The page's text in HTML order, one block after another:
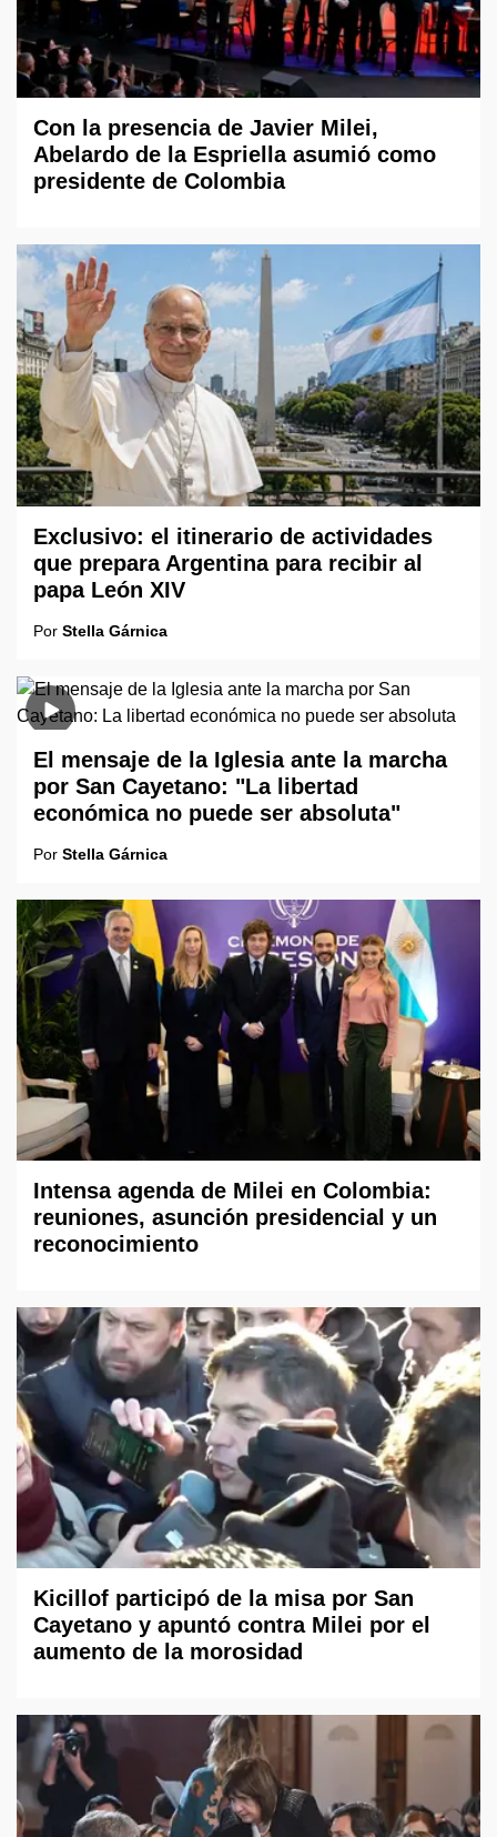
Con la presencia de Javier Milei,
Abelardo de la Espriella asumió como
presidente de Colombia
Exclusivo: el itinerario de actividades
que prepara Argentina para recibir al
papa León XIV
Por Stella Gárnica
El mensaje de la Iglesia ante la marcha
por San Cayetano: "La libertad
económica no puede ser absoluta"
Por Stella Gárnica
Intensa agenda de Milei en Colombia:
reuniones, asunción presidencial y un
reconocimiento
Kicillof participó de la misa por San
Cayetano y apuntó contra Milei por el
aumento de la morosidad